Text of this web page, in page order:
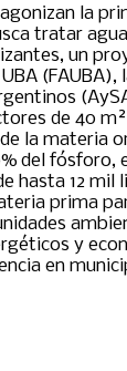
la
tratar
un
(FAUBA),
de 40
la materia
del fósforo,
hasta 12 mil
prima
y
en